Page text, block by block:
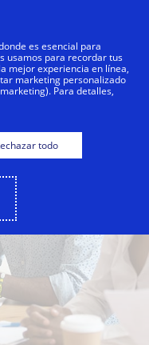
es esencial para
usamos para recordar tus
mejor experiencia en línea,
marketing personalizado
Para detalles,
todo